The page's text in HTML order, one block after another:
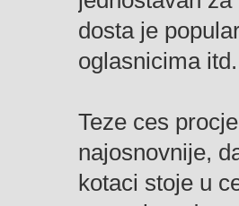
dosta je
oglasnicima
Teze ces
najosnovnije,
kotaci stoje u